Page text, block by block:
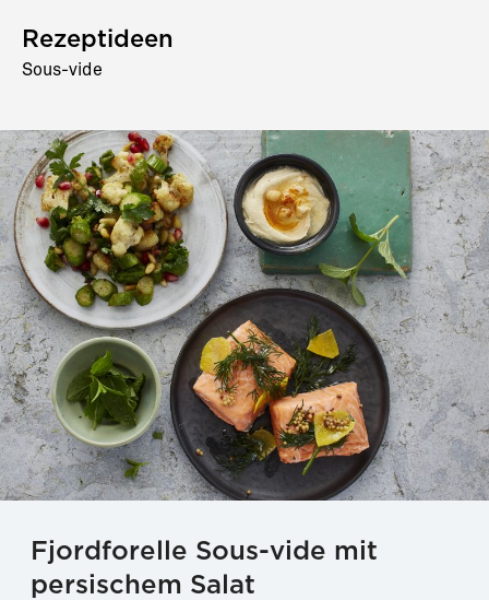
Rezeptideen
Sous-vide
Fjordforelle Sous-vide mit
persischem Salat